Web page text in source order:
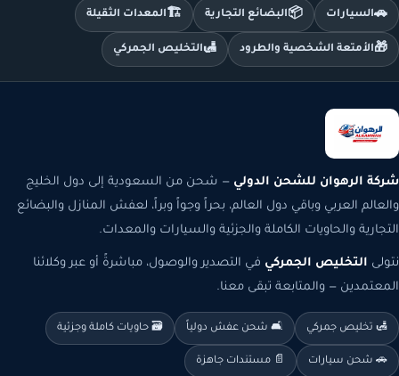
🚗السيارات 📦البضائع التجارية 🏗️ المعدات الثقيلة
🎁الأمتعة الشخصية والطرود 🛃التخليص الجمركي
شركة الرهوان للشحن الدولي — شحن من السعودية إلى دول الخليج
والعالم العربي وباقي دول العالم، بحراً وجواً وبراً، لعفش المنازل والبضائع
التجارية والحاويات الكاملة والجزئية والسيارات والمعدات.
نتولى التخليص الجمركي في التصدير والوصول، مباشرةً أو عبر وكلائنا
المعتمدين — والمتابعة تبقى معنا.
🛃 تخليص جمركي 🛋️ شحن عفش دولياً 🗃️ حاويات كاملة وجزئية
🚗 شحن سيارات 📄 مستندات جاهزة